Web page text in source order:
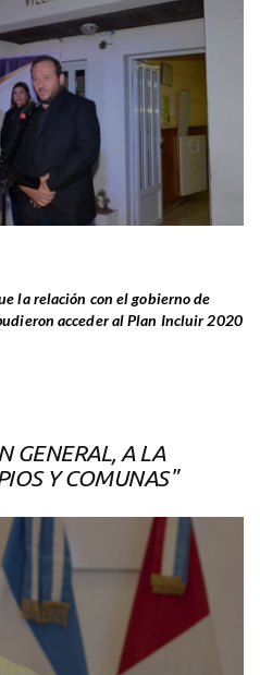
la relación con el gobierno de
acceder al Plan Incluir 2020
GENERAL, A LA
Y COMUNAS"